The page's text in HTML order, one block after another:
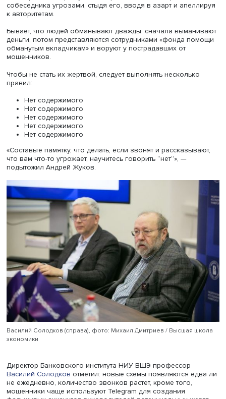
изображения жертвы и просьбы от ее имени друзьям и
знакомым одолжить ненадолго небольшую сумму.
Чтобы добиться цели, преступники стараются звонить в
неподходящее время, предполагая, что потенциальная
жертва на бегу скорее даст желаемый ответ, стремясь
отвязаться от назойливого абонента. При этом
нередко вежливо представляется по имени и отчеству,
называет номер телефона, по которому можно
его место службы, часто ссылается на многочисленные
нормы, пытаясь перегрузить мозг жертвы и лишить
сопротивлению. Мошенники накаляют обстановку,
состояние стресса и требуя немедленных решений и
Жертвы соглашаются передать мошенникам важные
из-за собственной самоуверенности, убеждения, что
схемы. Преступники активно применяют лесть и приемы
нейролингвистического программирования, после чего
абоненты не проверяют полученную информацию.
Одновременно преступники играют на эмоциях,
собеседника угрозами, стыдя его, вводя в азарт и
к авторитетам.
Бывает, что людей обманывают дважды: сначала
деньги, потом представляются сотрудниками «фонда
обманутым вкладчикам» и воруют у пострадавших от
мошенников.
Чтобы не стать их жертвой, следует выполнять
правил:
Нет содержимого
Нет содержимого
Нет содержимого
«Составьте памятку, что делать, если звонят и
что вам что-то угрожает, научитесь говорить “нет”», —
подытожил Андрей Жуков.